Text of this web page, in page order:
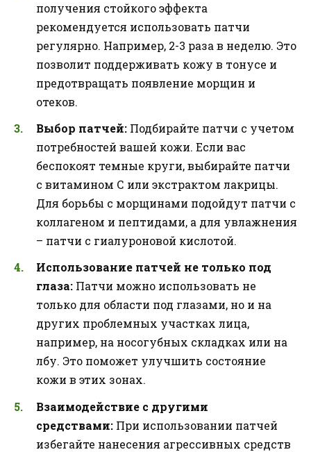
получения стойкого эффекта
рекомендуется использовать патчи
регулярно. Например, 2-3 раза в неделю. Это
позволит поддерживать кожу в тонусе и
предотвращать появление морщин и
отеков.
Выбор патчей: Подбирайте патчи с учетом
потребностей вашей кожи. Если вас
беспокоят темные круги, выбирайте патчи
с витамином С или экстрактом лакрицы.
Для борьбы с морщинами подойдут патчи с
коллагеном и пептидами, а для увлажнения
– патчи с гиалуроновой кислотой.
Использование патчей не только под
глаза: Патчи можно использовать не
только для области под глазами, но и на
других проблемных участках лица,
например, на носогубных складках или на
лбу. Это поможет улучшить состояние
кожи в этих зонах.
Взаимодействие с другими
средствами: При использовании патчей
избегайте нанесения агрессивных средств